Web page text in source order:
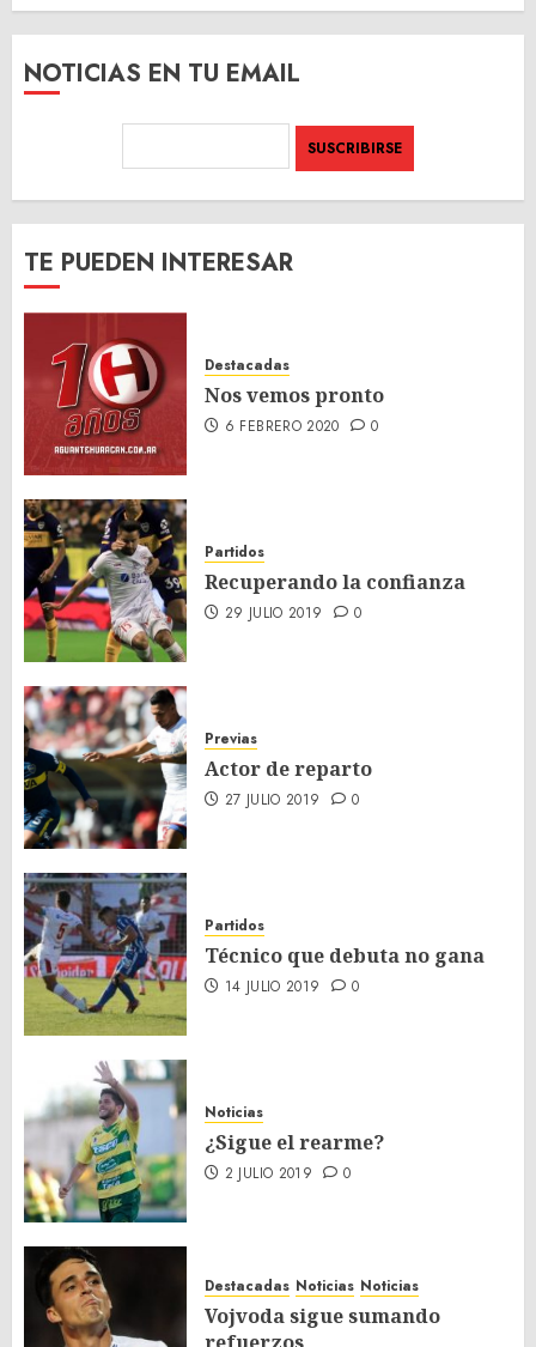
SITIO
NOTICIAS EN TU EMAIL
TE PUEDEN INTERESAR
Destacadas
Nos vemos pronto
6 FEBRERO 2020 0
Partidos
Recuperando la confianza
29 JULIO 2019 0
Previas
Actor de reparto
27 JULIO 2019 0
Partidos
Técnico que debuta no gana
14 JULIO 2019 0
Noticias
¿Sigue el rearme?
2 JULIO 2019 0
Destacadas Noticias Noticias
Vojvoda sigue sumando